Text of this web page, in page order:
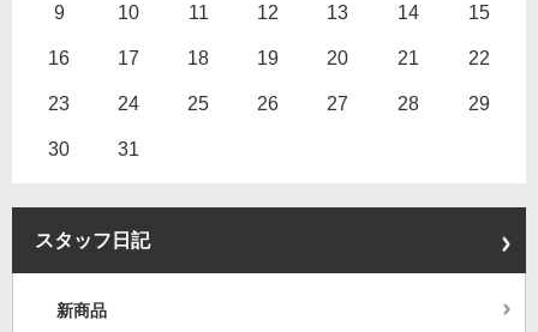
9 10 11 12 13 14 15
16 17 18 19 20 21 22
23 24 25 26 27 28 29
30 31
スタッフ日記
新商品